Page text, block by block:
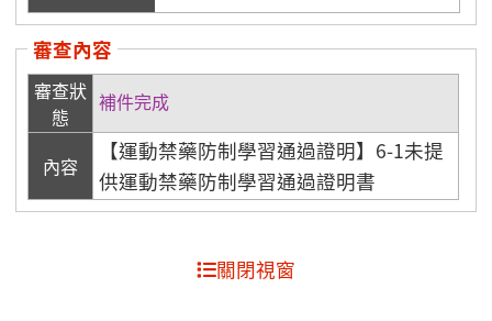
審查內容
審查狀
態
補件完成
內容
【運動禁藥防制學習通過證明】6-1未提
供運動禁藥防制學習通過證明書
關閉視窗